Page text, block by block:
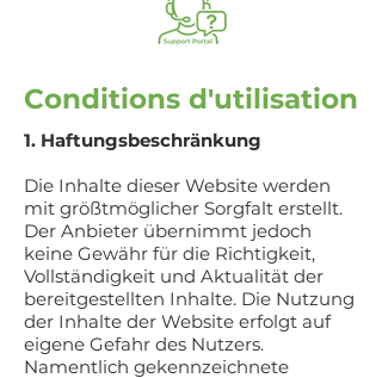
Conditions d'utilisation
1. Haftungsbeschränkung
Die Inhalte dieser Website werden
mit größtmöglicher Sorgfalt erstellt.
Der Anbieter übernimmt jedoch
keine Gewähr für die Richtigkeit,
Vollständigkeit und Aktualität der
bereitgestellten Inhalte. Die Nutzung
der Inhalte der Website erfolgt auf
eigene Gefahr des Nutzers.
Namentlich gekennzeichnete